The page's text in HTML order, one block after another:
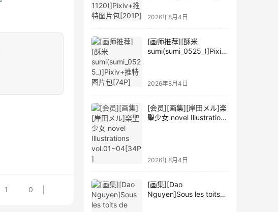
1 0
2026年8月4日
[画师推荐][酥米
sumi(sumi_0525_)]Pixiv
2026年8月4日
[会员][画集][岸田メル]楽
聖少女 novel Illustrations
2026年8月4日
[画集][Dao
Nguyen]Sous les toits